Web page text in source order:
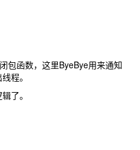
包函数，这里ByeBye用来通知
程。
了。